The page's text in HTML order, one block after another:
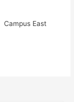
Campus East